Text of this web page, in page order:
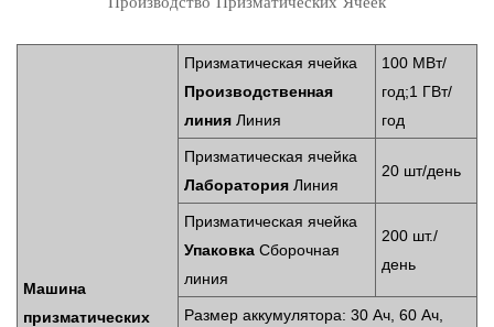
Машина
призматических
Призматическая ячейка
Производственная
линия Линия
100 МВт/
год;1 ГВт/
год
Призматическая ячейка
Лаборатория Линия
20 шт/день
Призматическая ячейка
Упаковка Сборочная
линия
200 шт./
день
Размер аккумулятора: 30 Ач, 60 Ач,